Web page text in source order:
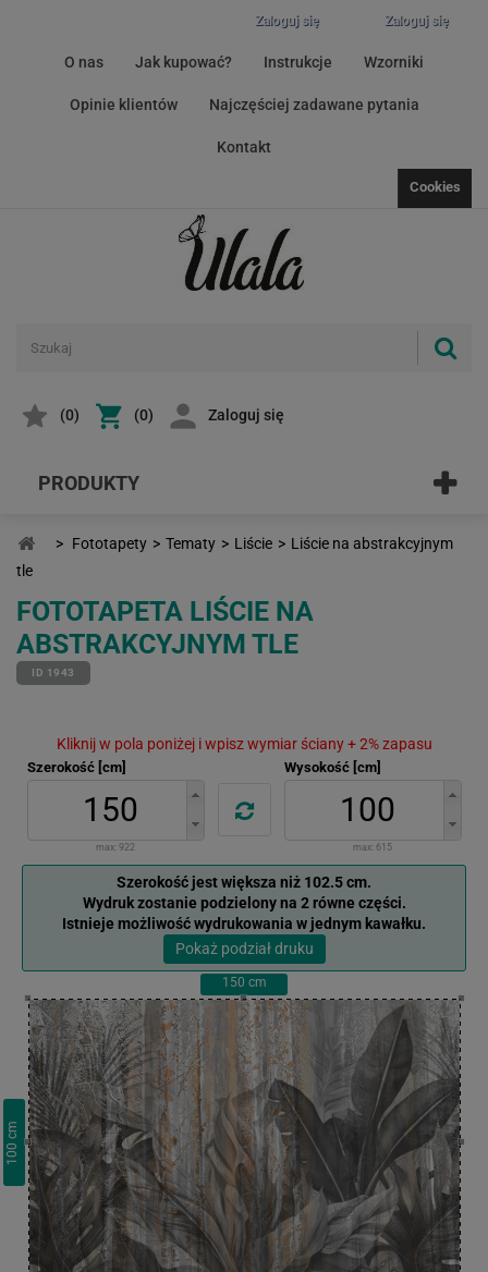
Zaloguj się
Zaloguj się
O nas Jak kupować? Instrukcje Wzorniki
Opinie klientów Najczęściej zadawane pytania
Kontakt
Cookies
(0) (0) Zaloguj się
PRODUKTY
> Fototapety > Tematy > Liście > Liście na abstrakcyjnym
tle
FOTOTAPETA LIŚCIE NA
ABSTRAKCYJNYM TLE
ID 1943
Kliknij w pola poniżej i wpisz wymiar ściany + 2% zapasu
Szerokość [cm]
max: 922
Wysokość [cm]
max: 615
Szerokość jest większa niż 102.5 cm.
Wydruk zostanie podzielony na 2 równe części.
Istnieje możliwość wydrukowania w jednym kawałku.
Pokaż podział druku
150 cm
100
cm